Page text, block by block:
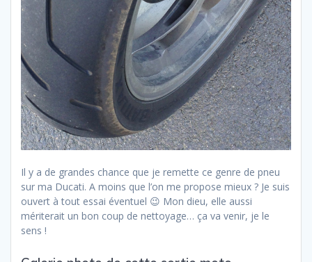
Il y a de grandes chance que je remette ce genre de pneu
sur ma Ducati. A moins que l’on me propose mieux ? Je suis
ouvert à tout essai éventuel 😉 Mon dieu, elle aussi
mériterait un bon coup de nettoyage… ça va venir, je le
sens !